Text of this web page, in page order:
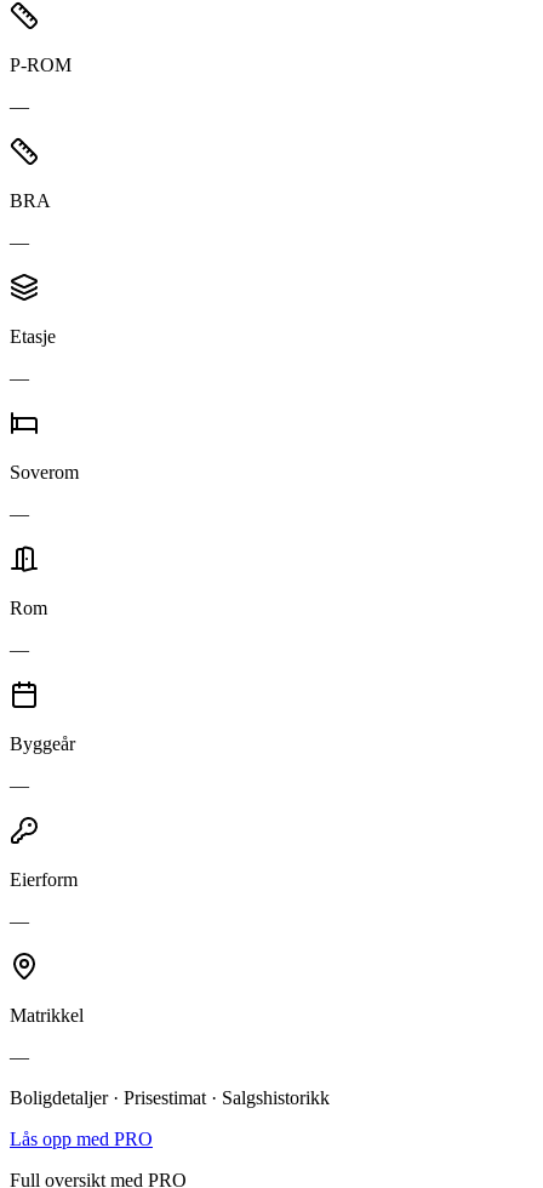
P-ROM
—
BRA
—
Etasje
—
Soverom
—
Rom
—
Byggeår
—
Eierform
—
Matrikkel
—
Boligdetaljer · Prisestimat · Salgshistorikk
Lås opp med PRO
Full oversikt med PRO